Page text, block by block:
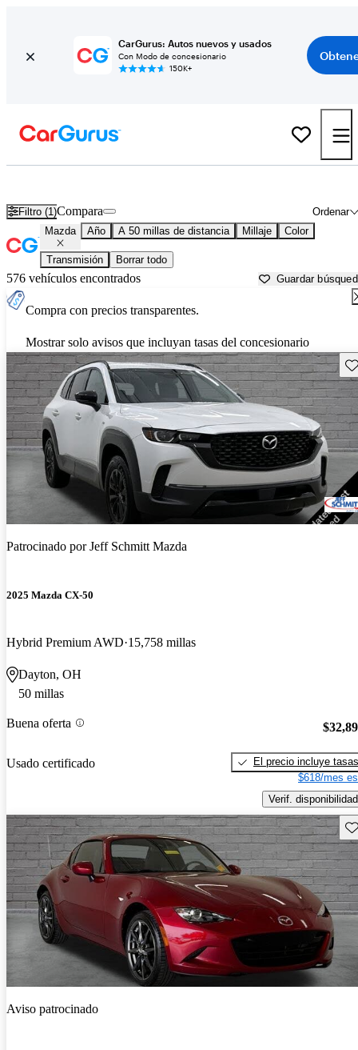
CarGurus: Autos nuevos y usados
Con Modo de concesionario
150K+
Filtro (1) Ordenar
Compara
Mazda Año A 50 millas de distancia Millaje Color
Transmisión Borrar todo
576 vehículos encontrados Guardar
Compra con precios transparentes.
Mostrar solo avisos que incluyan tasas del concesionario
Patrocinado porJeff Schmitt Mazda
2025 Mazda CX-50
Hybrid Premium AWD 15,758 millas
Dayton, OH
50 millas
Buena oferta
Usado certificado
El precio incluye tasas
$618/mes
Verif. disponibilidad
Aviso patrocinado